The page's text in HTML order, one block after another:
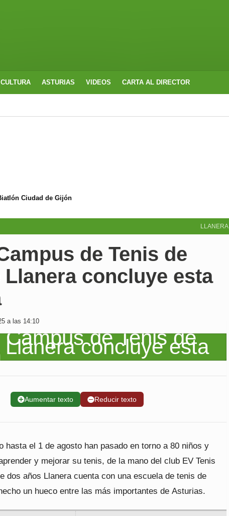
CULTURA ASTURIAS VIDEOS CARTA AL DIRECTOR
Ciudad de Gijón
LLANERA
de Tenis de
Llanera concluye esta
a las 14:10
➕Aumentar texto ➖Reducir texto
hasta el 1 de agosto han pasado en torno a 80 niños y
y mejorar su tenis, de la mano del club EV Tenis
dos años Llanera cuenta con una escuela de tenis de
un hueco entre las más importantes de Asturias.